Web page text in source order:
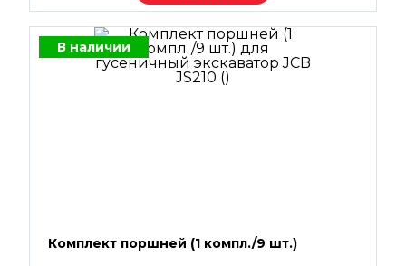
В наличии
Комплект поршней (1 компл./9 шт.)